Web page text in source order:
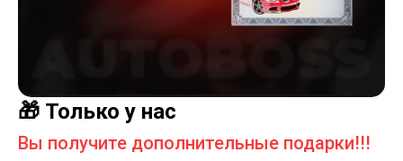
🎁 Только у нас
Вы получите дополнительные подарки!!!